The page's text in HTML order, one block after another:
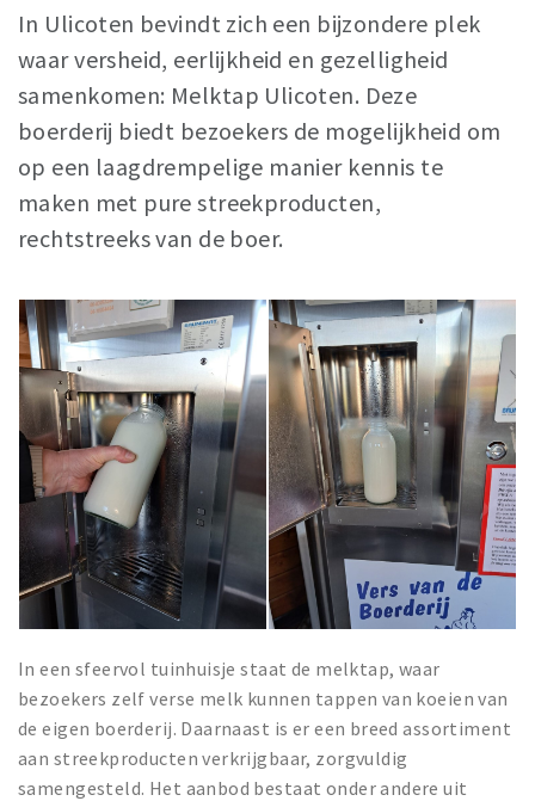
Eten
Drinken
Slapen
Recreatief
Winkels
Winkelgebieden
Bezienswaardigheden
Enclaves
Musea, theaters & podia
Uitjes & activiteiten
Fietsroutes
Wandelroutes
Natuurgebieden
De Grensvallei
Partner worden
Inloggen
In Ulicoten bevindt zich een bijzondere plek
waar versheid, eerlijkheid en gezelligheid
samenkomen: Melktap Ulicoten. Deze
boerderij biedt bezoekers de mogelijkheid om
op een laagdrempelige manier kennis te
maken met pure streekproducten,
rechtstreeks van de boer.
In een sfeervol tuinhuisje staat de melktap, waar
bezoekers zelf verse melk kunnen tappen van koeien van
de eigen boerderij. Daarnaast is er een breed assortiment
aan streekproducten verkrijgbaar, zorgvuldig
samengesteld. Het aanbod bestaat onder andere uit